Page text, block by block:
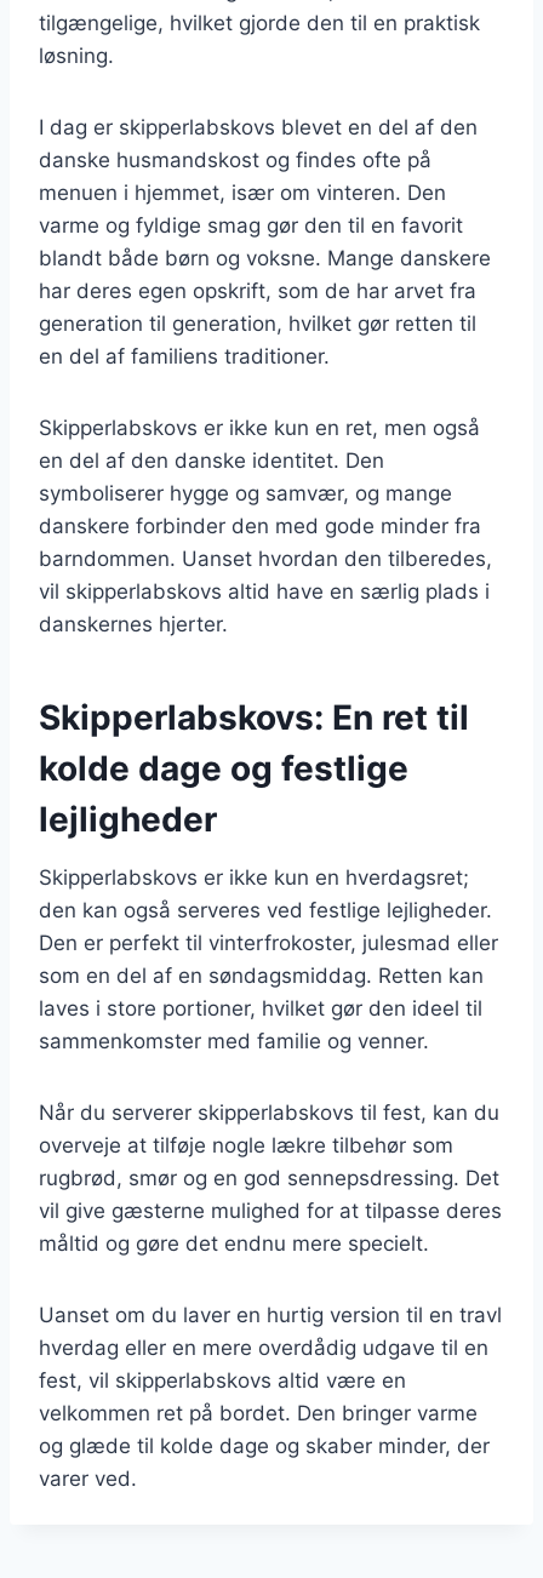
tilgængelige, hvilket gjorde den til en praktisk
løsning.
I dag er skipperlabskovs blevet en del af den
danske husmandskost og findes ofte på
menuen i hjemmet, især om vinteren. Den
varme og fyldige smag gør den til en favorit
blandt både børn og voksne. Mange danskere
har deres egen opskrift, som de har arvet fra
generation til generation, hvilket gør retten til
en del af familiens traditioner.
Skipperlabskovs er ikke kun en ret, men også
en del af den danske identitet. Den
symboliserer hygge og samvær, og mange
danskere forbinder den med gode minder fra
barndommen. Uanset hvordan den tilberedes,
vil skipperlabskovs altid have en særlig plads i
danskernes hjerter.
Skipperlabskovs: En ret til
kolde dage og festlige
lejligheder
Skipperlabskovs er ikke kun en hverdagsret;
den kan også serveres ved festlige lejligheder.
Den er perfekt til vinterfrokoster, julesmad eller
som en del af en søndagsmiddag. Retten kan
laves i store portioner, hvilket gør den ideel til
sammenkomster med familie og venner.
Når du serverer skipperlabskovs til fest, kan du
overveje at tilføje nogle lækre tilbehør som
rugbrød, smør og en god sennepsdressing. Det
vil give gæsterne mulighed for at tilpasse deres
måltid og gøre det endnu mere specielt.
Uanset om du laver en hurtig version til en travl
hverdag eller en mere overdådig udgave til en
fest, vil skipperlabskovs altid være en
velkommen ret på bordet. Den bringer varme
og glæde til kolde dage og skaber minder, der
varer ved.